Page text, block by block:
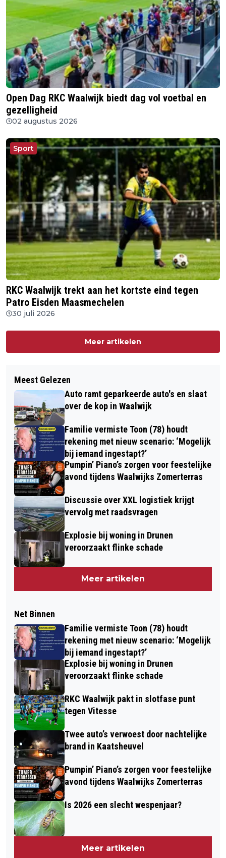
Open Dag RKC Waalwijk biedt dag vol voetbal en
gezelligheid
02 augustus 2026
Sport
RKC Waalwijk trekt aan het kortste eind tegen
Patro Eisden Maasmechelen
30 juli 2026
Meer artikelen
Meest Gelezen
Auto ramt geparkeerde auto's en slaat
over de kop in Waalwijk
Familie vermiste Toon (78) houdt
rekening met nieuw scenario: ‘Mogelijk
bij iemand ingestapt?’
Pumpin’ Piano’s zorgen voor feestelijke
avond tijdens Waalwijks Zomerterras
Discussie over XXL logistiek krijgt
vervolg met raadsvragen
Explosie bij woning in Drunen
veroorzaakt flinke schade
Meer artikelen
Net Binnen
Familie vermiste Toon (78) houdt
rekening met nieuw scenario: ‘Mogelijk
bij iemand ingestapt?’
Explosie bij woning in Drunen
veroorzaakt flinke schade
RKC Waalwijk pakt in slotfase punt
tegen Vitesse
Twee auto’s verwoest door nachtelijke
brand in Kaatsheuvel
Pumpin’ Piano’s zorgen voor feestelijke
avond tijdens Waalwijks Zomerterras
Is 2026 een slecht wespenjaar?
Meer artikelen